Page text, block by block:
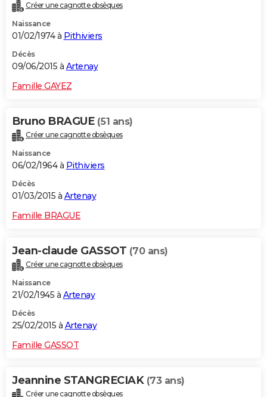
Créer une cagnotte obsèques
Naissance
01/02/1974 à Pithiviers
Décès
09/06/2015 à Artenay
Famille GAYEZ
Bruno BRAGUE (51 ans)
Créer une cagnotte obsèques
Naissance
06/02/1964 à Pithiviers
Décès
01/03/2015 à Artenay
Famille BRAGUE
Jean-claude GASSOT (70 ans)
Créer une cagnotte obsèques
Naissance
21/02/1945 à Artenay
Décès
25/02/2015 à Artenay
Famille GASSOT
Jeannine STANGRECIAK (73 ans)
Créer une cagnotte obsèques